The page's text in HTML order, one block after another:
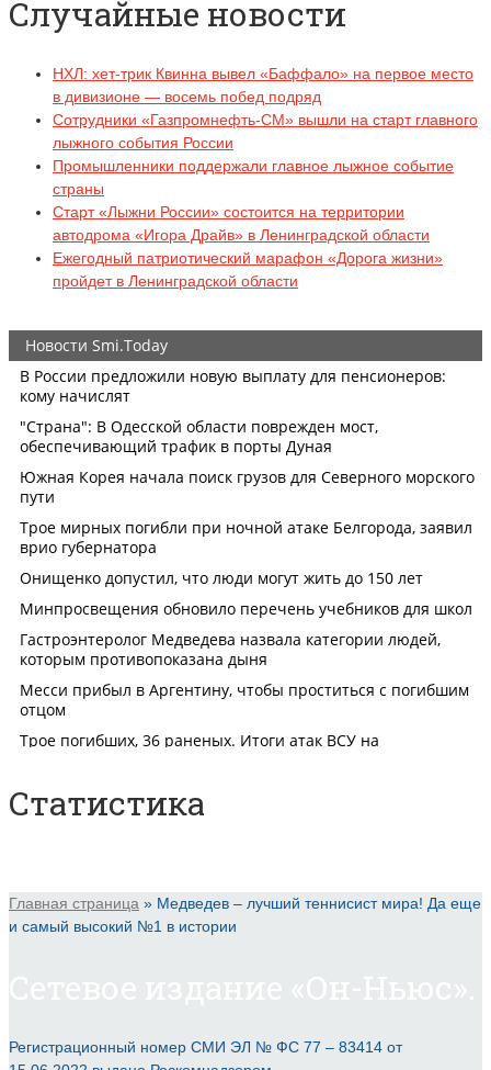
Случайные новости
НХЛ: хет-трик Квинна вывел «Баффало» на первое место
в дивизионе — восемь побед подряд
Сотрудники «Газпромнефть-СМ» вышли на старт главного
лыжного события России
Промышленники поддержали главное лыжное событие
страны
Старт «Лыжни России» состоится на территории
автодрома «Игора Драйв» в Ленинградской области
Ежегодный патриотический марафон «Дорога жизни»
пройдет в Ленинградской области
Статистика
Главная страница » Медведев – лучший теннисист мира! Да еще
и самый высокий №1 в истории
Регистрационный номер СМИ ЭЛ № ФС 77 – 83414 от